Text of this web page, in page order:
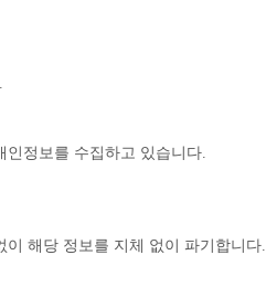
정보를 수집하고 있습니다.
해당 정보를 지체 없이 파기합니다.